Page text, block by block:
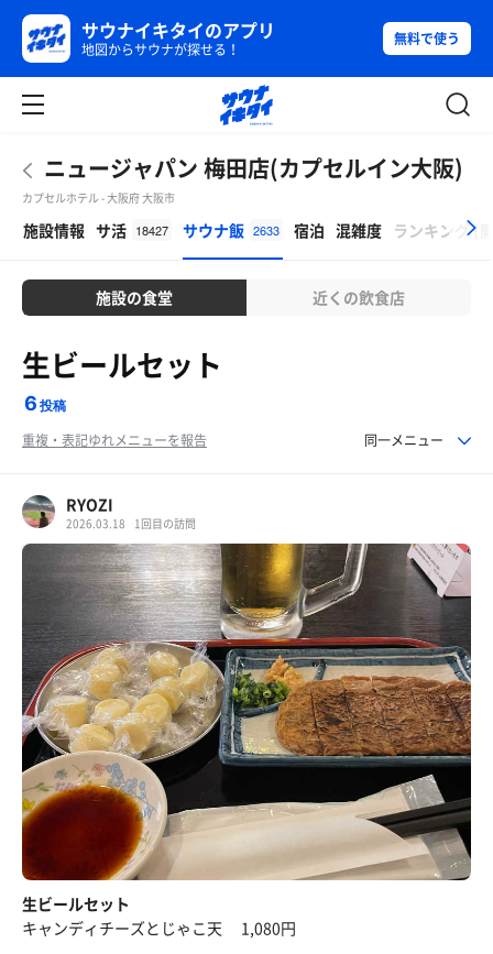
サウナイキタイのアプリ
地図からサウナが探せる！
無料で使う
ニュージャパン 梅田店(カプセルイン大阪)
カプセルホテル - 大阪府 大阪市
施設情報 サ活 18427 サウナ飯 2633 宿泊 混雑度 ランキング(
施設の食堂 近くの飲食店
生ビールセット
6 投稿
重複・表記ゆれメニューを報告 同一メニュー
RYOZI
2026.03.18 1回目の訪問
生ビールセット
キャンディチーズとじゃこ天 1,080円